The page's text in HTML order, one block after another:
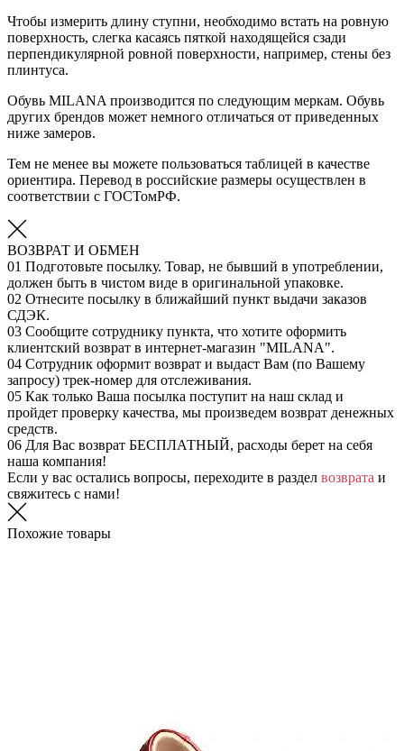
Чтобы измерить длину ступни, необходимо встать на ровную
поверхность, слегка касаясь пяткой находящейся сзади
перпендикулярной ровной поверхности, например, стены без
плинтуса.
Обувь MILANA производится по следующим меркам. Обувь
других брендов может немного отличаться от приведенных
ниже замеров.
Тем не менее вы можете пользоваться таблицей в качестве
ориентира. Перевод в российские размеры осуществлен в
соответствии с ГОСТомРФ.
ВОЗВРАТ И ОБМЕН
01 Подготовьте посылку. Товар, не бывший в употреблении,
должен быть в чистом виде в оригинальной упаковке.
02 Отнесите посылку в ближайший пункт выдачи заказов
СДЭК.
03 Сообщите сотруднику пункта, что хотите оформить
клиентский возврат в интернет-магазин "MILANA".
04 Сотрудник оформит возврат и выдаст Вам (по Вашему
запросу) трек-номер для отслеживания.
05 Как только Ваша посылка поступит на наш склад и
пройдет проверку качества, мы произведем возврат денежных
средств.
06 Для Вас возврат БЕСПЛАТНЫЙ, расходы берет на себя
наша компания!
Если у вас остались вопросы, переходите в раздел возврата и
свяжитесь с нами!
Похожие товары